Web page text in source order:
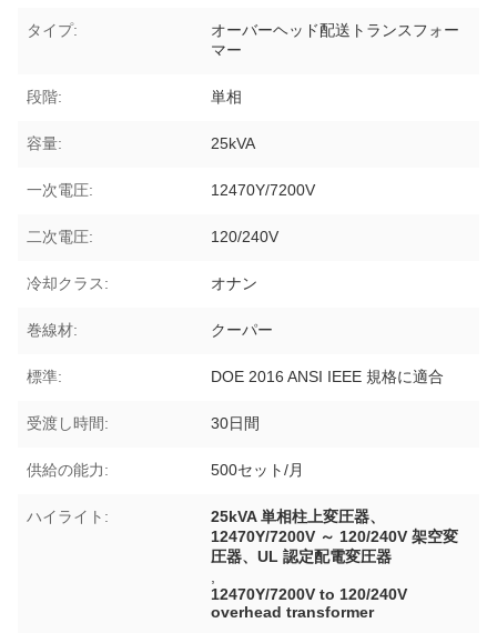
タイプ:
オーバーヘッド配送トランスフォー
マー
段階: 単相
容量: 25kVA
一次電圧: 12470Y/7200V
二次電圧: 120/240V
冷却クラス: オナン
巻線材: クーパー
標準: DOE 2016 ANSI IEEE 規格に適合
受渡し時間: 30日間
供給の能力: 500セット/月
ハイライト:
25kVA 単相柱上変圧器、
12470Y/7200V ～ 120/240V 架空変
圧器、UL 認定配電変圧器
12470Y/7200V to 120/240V
overhead transformer